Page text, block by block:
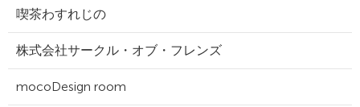
喫茶わすれじの
株式会社サークル・オブ・フレンズ
mocoDesign room